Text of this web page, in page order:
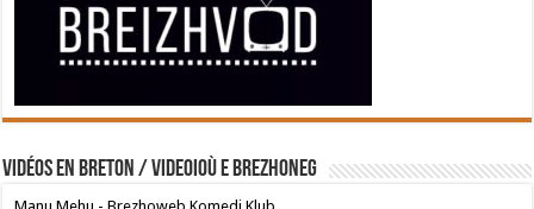
Vidéos en breton / Videoioù e brezhoneg